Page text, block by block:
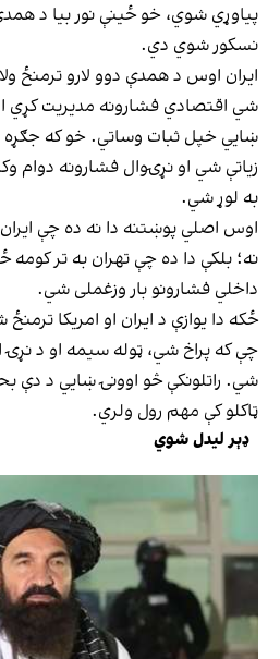
پیاوړي شوي، خو ځینې نور بیا د
نسکور شوي دي.
ایران اوس د همدې دوو لارو ترمنځ
شي اقتصادي فشارونه مدیریت کړي
ښايي خپل ثبات وساتي. خو که جګړه
زیاتې شي او نړۍوال فشارونه دوام
به لوړ شي.
اوس اصلي پوښتنه دا نه ده چې
نه؛ بلکې دا ده چې تهران به تر کومه
داخلي فشارونو بار وزغملی شي.
ځکه دا یوازې د ایران او امریکا
چې که پراخ شي، ټوله سیمه او د نړۍ
شي. راتلونکې څو اوونۍ ښايي د دې
ټاکلو کې مهم رول ولري.
ډېر لیدل شوي